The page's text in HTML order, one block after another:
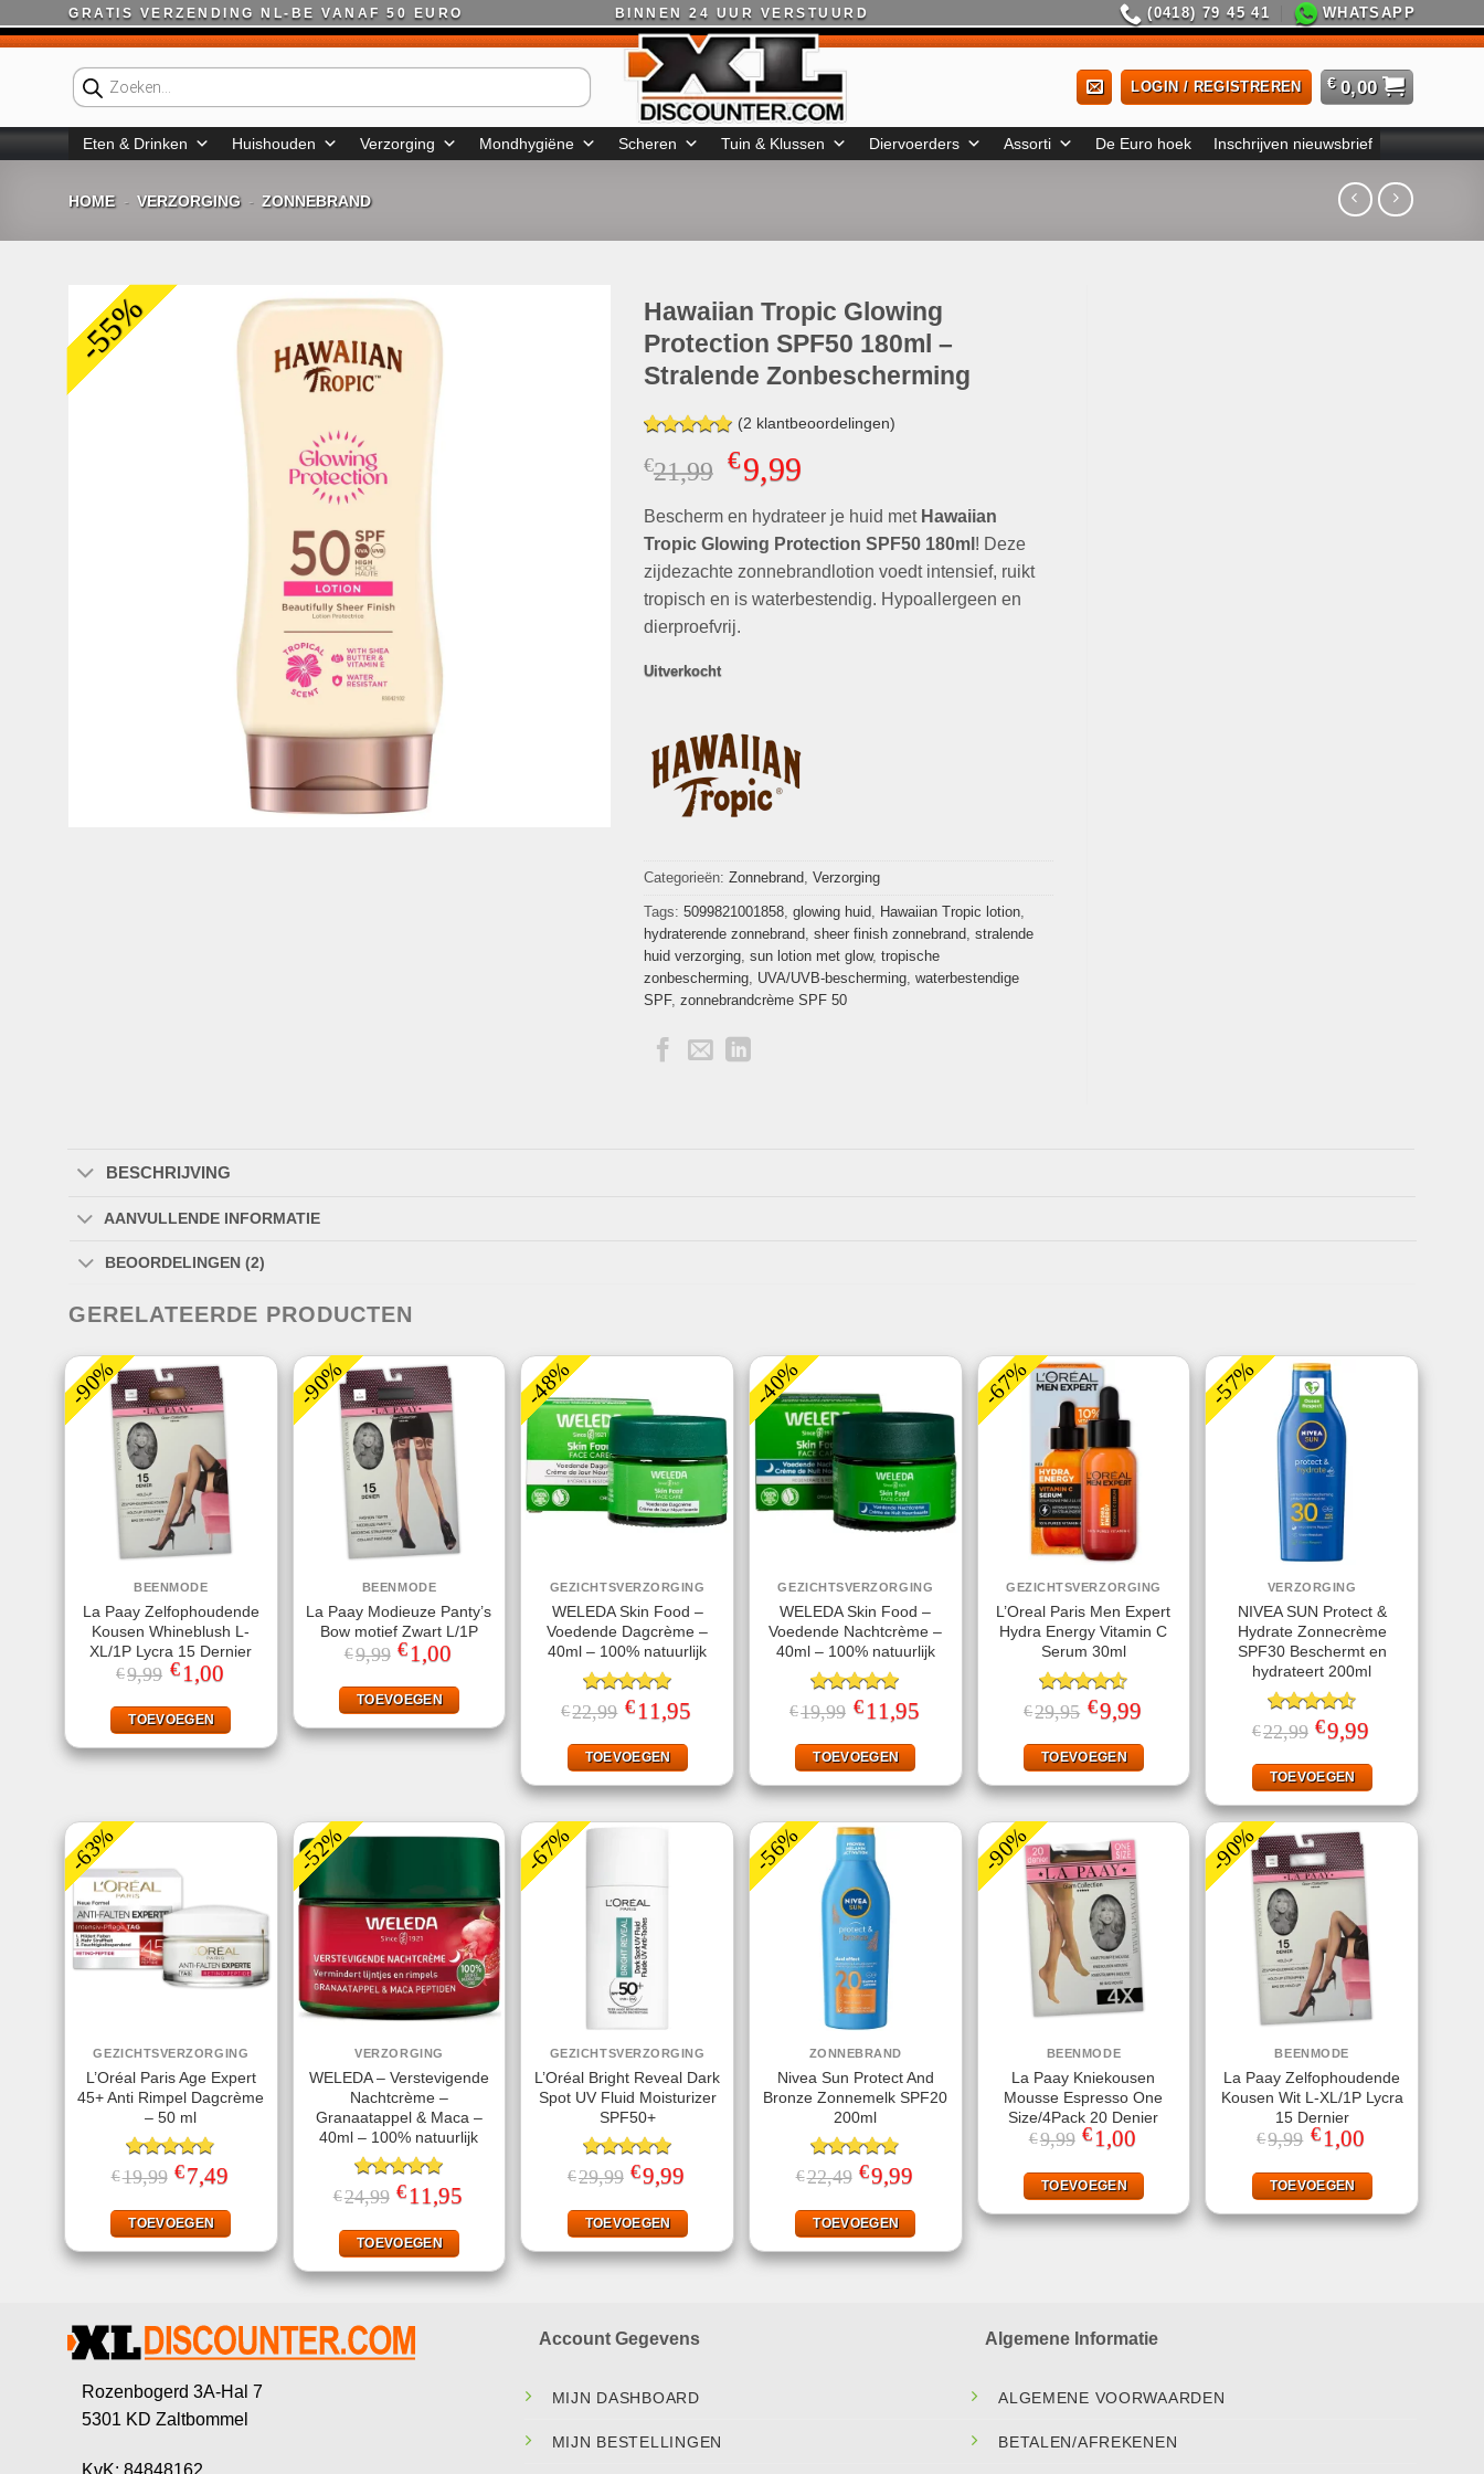
naar
GRATIS VERZENDING NL-BE VANAF 50 EURO BINNEN 24 UUR VERSTUURD (0418) 79 45 41 WHATSAPP
Producten
zoeken
LOGIN / REGISTREREN € 0,00
Eten & Drinken Huishouden Verzorging Mondhygiëne Scheren Tuin & Klussen Diervoerders Assorti De Euro hoek Inschrijven nieuwsbrief
HOME - VERZORGING - ZONNEBRAND
-55%
Hawaiian Tropic Glowing
Protection SPF50 180ml –
Stralende Zonbescherming
Gewaardeerd
5.00op 5
gebaseerd
waarderingen
(2 klantbeoordelingen)
€21,99 Oorspronkelijke
prijs
was:
€21,99.
€9,99Huidige
is:
€9,99.
Bescherm en hydrateer je huid met Hawaiian
Tropic Glowing Protection SPF50180ml ! Deze
zijdezachte zonnebrandlotion voedt intensief, ruikt
tropisch en is waterbestendig. Hypoallergeen en
dierproefvrij.
Uitverkocht
Categorieën: Zonnebrand, Verzorging
Tags: 5099821001858, glowing huid, Hawaiian Tropic lotion,
hydraterende zonnebrand, sheer finish zonnebrand, stralende
huid verzorging, sun lotion met glow, tropische
zonbescherming, UVA/UVB-bescherming, waterbestendige
SPF, zonnebrandcrème SPF 50
BESCHRIJVING
AANVULLENDE INFORMATIE
BEOORDELINGEN (2)
GERELATEERDE PRODUCTEN
-90%
BEENMODE
La Paay Zelfophoudende
Kousen Whineblush L-
XL/1P Lycra 15 Dernier
€9,99 Oorspronkelijke
prijs
€9,99.
€ 1,00Huidige
€1,00.
TOEVOEGEN
-90%
BEENMODE
La Paay Modieuze Panty’s
Bow motief Zwart L/1P
€9,99 Oorspronkelijke
prijs
€9,99.
€ 1,00
€1,00.
TOEVOEGEN
-48%
GEZICHTSVERZORGING
WELEDA Skin Food –
Voedende Dagcrème –
40ml – 100% natuurlijk
Gewaardeerd
5.00uit 5
€22,99 Oorspronkelijke
prijs
€22,99.
€ 11,95prijs
TOEVOEGEN
-40%
GEZICHTSVERZORGING
WELEDA Skin Food –
Voedende Nachtcrème –
40ml – 100% natuurlijk
Gewaardeerd
5.00uit 5
€19,99 Oorspronkelijke
prijs
€19,99.
€ 11,95prijs
TOEVOEGEN
-67%
GEZICHTSVERZORGING
L’Oreal Paris Men Expert
Hydra Energy Vitamin C
Serum 30ml
Gewaardeerd
4.50 uit 5
€29,95 Oorspronkelijke
prijs
€29,95.
€9,99Huidige
€9,99.
TOEVOEGEN
-57%
VERZORGING
NIVEA SUN Protect &
Hydrate Zonnecrème
SPF30 Beschermt en
hydrateert 200ml
Gewaardeerd
4.56 uit 5
€22,99 Oorspronkelijke
prijs
€22,99.
€9,99
€9,99.
TOEVOEGEN
-63%
GEZICHTSVERZORGING
L’Oréal Paris Age Expert
45+ Anti Rimpel Dagcrème
– 50 ml
Gewaardeerd
4.80 uit 5
€19,99 Oorspronkelijke
prijs
€19,99.
€7,49
€7,49.
TOEVOEGEN
-52%
VERZORGING
WELEDA – Verstevigende
Nachtcrème –
Granaatappel & Maca –
40ml – 100% natuurlijk
Gewaardeerd
5.00uit 5
€24,99 Oorspronkelijke
prijs
€24,99.
€ 11,95
TOEVOEGEN
-67%
GEZICHTSVERZORGING
L’Oréal Bright Reveal Dark
Spot UV Fluid Moisturizer
SPF50+
Gewaardeerd
5.00 uit 5
€29,99 Oorspronkelijke
prijs
€29,99.
€9,99
€9,99.
TOEVOEGEN
-56%
ZONNEBRAND
Nivea Sun Protect And
Bronze Zonnemelk SPF20
200ml
Gewaardeerd
4.78uit 5
€22,49 Oorspronkelijke
prijs
€22,49.
€9,99
€9,99.
TOEVOEGEN
-90%
BEENMODE
La Paay Kniekousen
Mousse Espresso One
Size/4Pack 20 Denier
€9,99 Oorspronkelijke
prijs
€9,99.
€ 1,00
€1,00.
TOEVOEGEN
-90%
BEENMODE
La Paay Zelfophoudende
Kousen Wit L-XL/1P Lycra
15 Dernier
€9,99 Oorspronkelijke
prijs
€9,99.
€ 1,00Huidige
€1,00.
TOEVOEGEN
Rozenbogerd 3A-Hal 7
5301 KD Zaltbommel
Account Gegevens
MIJN DASHBOARD
MIJN BESTELLINGEN
Algemene Informatie
ALGEMENE VOORWAARDEN
BETALEN/AFREKENEN